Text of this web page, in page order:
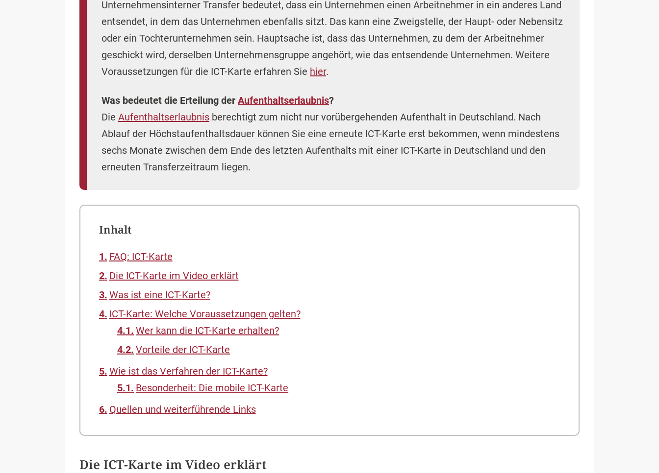
Unternehmensinterner Transfer bedeutet, dass ein Unternehmen einen Arbeitnehmer in ein anderes Land
entsendet, in dem das Unternehmen ebenfalls sitzt. Das kann eine Zweigstelle, der Haupt- oder Nebensitz
oder ein Tochterunternehmen sein. Hauptsache ist, dass das Unternehmen, zu dem der Arbeitnehmer
geschickt wird, derselben Unternehmensgruppe angehört, wie das entsendende Unternehmen. Weitere
Voraussetzungen für die ICT-Karte erfahren Sie hier.
Was bedeutet die Erteilung der Aufenthaltserlaubnis?
Die Aufenthaltserlaubnis berechtigt zum nicht nur vorübergehenden Aufenthalt in Deutschland. Nach
Ablauf der Höchstaufenthaltsdauer können Sie eine erneute ICT-Karte erst bekommen, wenn mindestens
sechs Monate zwischen dem Ende des letzten Aufenthalts mit einer ICT-Karte in Deutschland und den
erneuten Transferzeitraum liegen.
Inhalt
FAQ: ICT-Karte
Die ICT-Karte im Video erklärt
Was ist eine ICT-Karte?
ICT-Karte: Welche Voraussetzungen gelten?
Wer kann die ICT-Karte erhalten?
Vorteile der ICT-Karte
Wie ist das Verfahren der ICT-Karte?
Besonderheit: Die mobile ICT-Karte
Quellen und weiterführende Links
Die ICT-Karte im Video erklärt